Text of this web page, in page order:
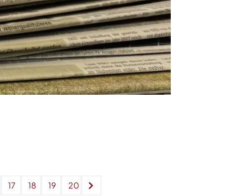
17 18 19 20